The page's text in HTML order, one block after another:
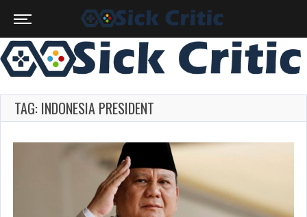
TAG: INDONESIA PRESIDENT